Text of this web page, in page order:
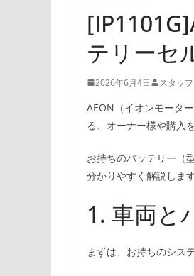
テリーセ
2026年6月4日 スタッフ
AEON（イオンモータ
る、オーナー様や購入
お持ちのバッテリー（
分かりやすく解説します
1. 車両と
まずは、お持ちのシス